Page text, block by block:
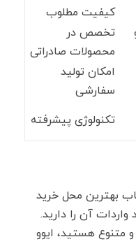
کیفیت مطلوب
تخصص در
محصولات صادراتی
امکان تولید
سفارشی
تکنولوژی پیشرفته
بهترین محل خرید
آن را دارید.
و متنوع هستید، ایوو